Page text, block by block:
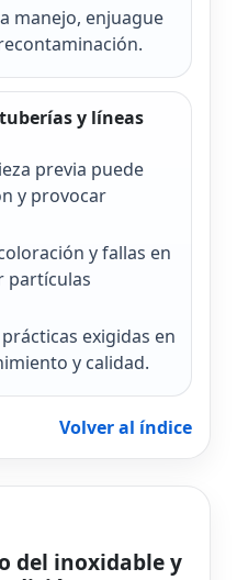
manejo, enjuague
y líneas
previa puede
y provocar
y fallas en
partículas
exigidas en
y calidad.
Volver al índice
del inoxidable y